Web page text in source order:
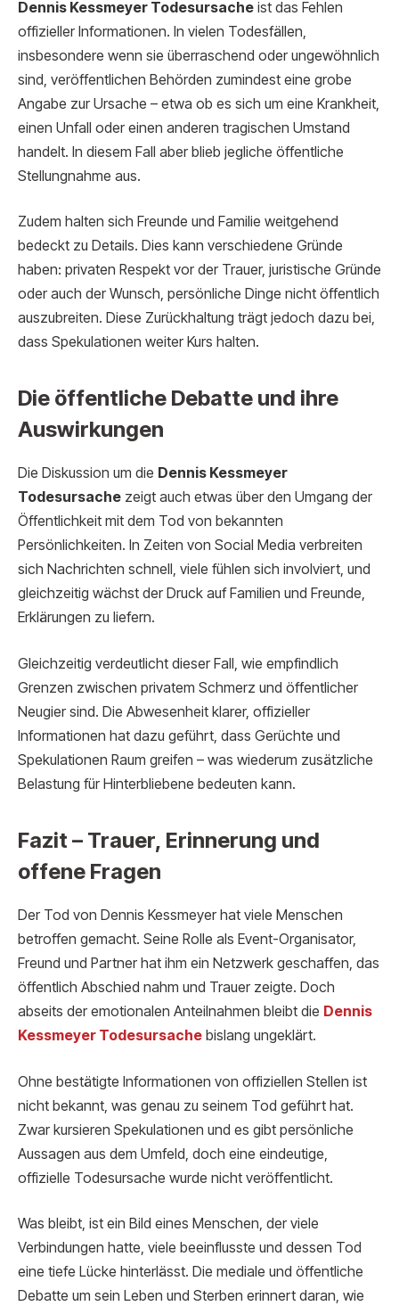
Dennis Kessmeyer Todesursache ist das Fehlen
offizieller Informationen. In vielen Todesfällen,
insbesondere wenn sie überraschend oder ungewöhnlich
sind, veröffentlichen Behörden zumindest eine grobe
Angabe zur Ursache – etwa ob es sich um eine Krankheit,
einen Unfall oder einen anderen tragischen Umstand
handelt. In diesem Fall aber blieb jegliche öffentliche
Stellungnahme aus.
Zudem halten sich Freunde und Familie weitgehend
bedeckt zu Details. Dies kann verschiedene Gründe
haben: privaten Respekt vor der Trauer, juristische Gründe
oder auch der Wunsch, persönliche Dinge nicht öffentlich
auszubreiten. Diese Zurückhaltung trägt jedoch dazu bei,
dass Spekulationen weiter Kurs halten.
Die öffentliche Debatte und ihre
Auswirkungen
Die Diskussion um die Dennis Kessmeyer
Todesursache zeigt auch etwas über den Umgang der
Öffentlichkeit mit dem Tod von bekannten
Persönlichkeiten. In Zeiten von Social Media verbreiten
sich Nachrichten schnell, viele fühlen sich involviert, und
gleichzeitig wächst der Druck auf Familien und Freunde,
Erklärungen zu liefern.
Gleichzeitig verdeutlicht dieser Fall, wie empfindlich
Grenzen zwischen privatem Schmerz und öffentlicher
Neugier sind. Die Abwesenheit klarer, offizieller
Informationen hat dazu geführt, dass Gerüchte und
Spekulationen Raum greifen – was wiederum zusätzliche
Belastung für Hinterbliebene bedeuten kann.
Fazit – Trauer, Erinnerung und
offene Fragen
Der Tod von Dennis Kessmeyer hat viele Menschen
betroffen gemacht. Seine Rolle als Event-Organisator,
Freund und Partner hat ihm ein Netzwerk geschaffen, das
öffentlich Abschied nahm und Trauer zeigte. Doch
abseits der emotionalen Anteilnahmen bleibt die Dennis
Kessmeyer Todesursache bislang ungeklärt.
Ohne bestätigte Informationen von offiziellen Stellen ist
nicht bekannt, was genau zu seinem Tod geführt hat.
Zwar kursieren Spekulationen und es gibt persönliche
Aussagen aus dem Umfeld, doch eine eindeutige,
offizielle Todesursache wurde nicht veröffentlicht.
Was bleibt, ist ein Bild eines Menschen, der viele
Verbindungen hatte, viele beeinflusste und dessen Tod
eine tiefe Lücke hinterlässt. Die mediale und öffentliche
Debatte um sein Leben und Sterben erinnert daran, wie